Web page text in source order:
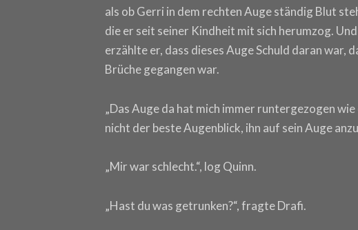
als ob Gerri in dem rechten Auge ständig Blut
die er seit seiner Kindheit mit sich herumzog.
erzählte er, dass dieses Auge Schuld daran war,
Brüche gegangen war.
„Das Auge da hat mich immer runtergezogen
nicht der beste Augenblick, ihn auf sein Auge
„Mir war schlecht.“, log Quinn.
„Hast du was getrunken?“, fragte Drafi.